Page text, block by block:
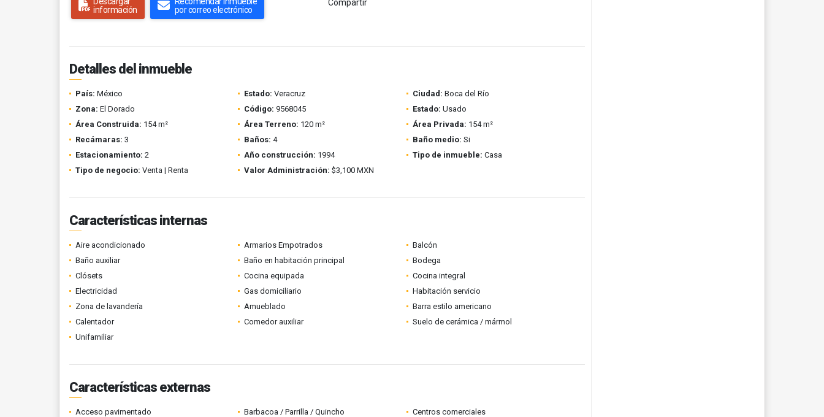
información
por correo electrónico
Compartir
Detalles del inmueble
País: México Estado: Veracruz Ciudad: Boca del Río
Zona: El Dorado Código: 9568045 Estado: Usado
Área Construida: 154 m² Área Terreno: 120 m² Área Privada: 154 m²
Recámaras: 3 Baños: 4 Baño medio: Si
Estacionamiento: 2 Año construcción: 1994 Tipo de inmueble: Casa
Tipo de negocio: Venta | Renta Valor Administración: $3,100 MXN
Características internas
Aire acondicionado Armarios Empotrados
Balcón
Baño auxiliar
Baño en habitación principal
Bodega
Clósets
Cocina equipada
Cocina integral
Electricidad
Gas domiciliario
Habitación servicio
Zona de lavandería
Amueblado
Barra estilo americano
Calentador
Comedor auxiliar
Suelo de cerámica / mármol
Unifamiliar
Características externas
Acceso pavimentado Barbacoa / Parrilla / Quincho
Centros comerciales